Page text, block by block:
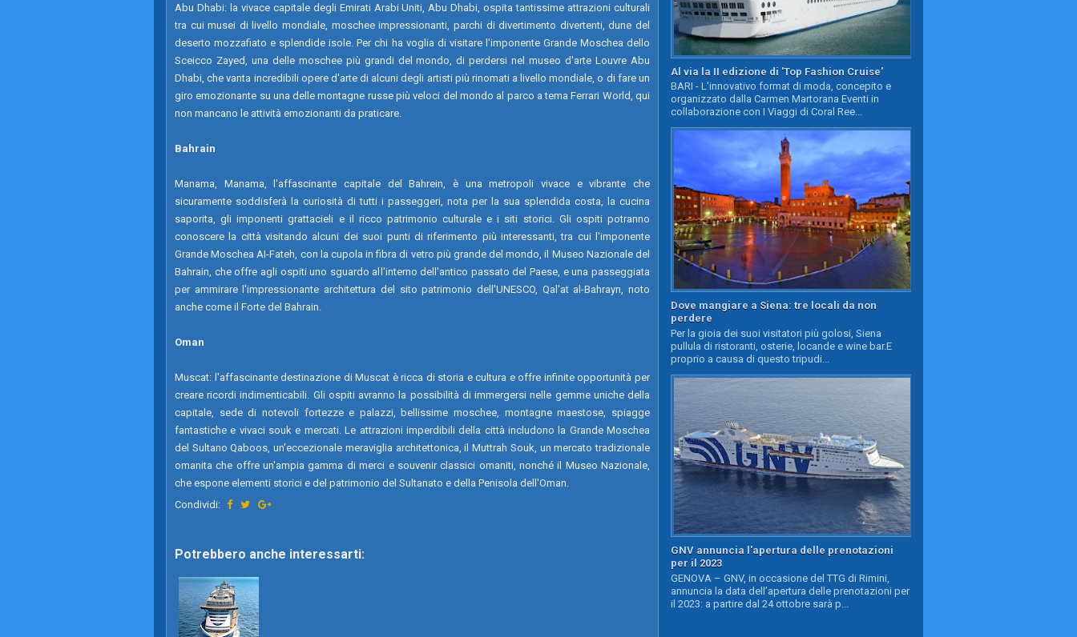
Abu Dhabi: la vivace capitale degli Emirati Arabi Uniti, Abu Dhabi, ospita tantissime attrazioni culturali
tra cui musei di livello mondiale, moschee impressionanti, parchi di divertimento divertenti, dune del
deserto mozzafiato e splendide isole. Per chi ha voglia di visitare l'imponente Grande Moschea dello
Sceicco Zayed, una delle moschee più grandi del mondo, di perdersi nel museo d'arte Louvre Abu
Dhabi, che vanta incredibili opere d'arte di alcuni degli artisti più rinomati a livello mondiale, o di fare un
giro emozionante su una delle montagne russe più veloci del mondo al parco a tema Ferrari World, qui
non mancano le attività emozionanti da praticare.
Bahrain
Manama, Manama, l'affascinante capitale del Bahrein, è una metropoli vivace e vibrante che
sicuramente soddisferà la curiosità di tutti i passeggeri, nota per la sua splendida costa, la cucina
saporita, gli imponenti grattacieli e il ricco patrimonio culturale e i siti storici. Gli ospiti potranno
conoscere la città visitando alcuni dei suoi punti di riferimento più interessanti, tra cui l'imponente
Grande Moschea AI-Fateh, con la cupola in fibra di vetro più grande del mondo, il Museo Nazionale del
Bahrain, che offre agli ospiti uno sguardo all'interno dell'antico passato del Paese, e una passeggiata
per ammirare l'impressionante architettura del sito patrimonio dell'UNESCO, Qal'at al-Bahrayn, noto
anche come il Forte del Bahrain.
Oman
Muscat: l'affascinante destinazione di Muscat è ricca di storia e cultura e offre infinite opportunità per
creare ricordi indimenticabili. Gli ospiti avranno la possibilità di immergersi nelle gemme uniche della
capitale, sede di notevoli fortezze e palazzi, bellissime moschee, montagne maestose, spiagge
fantastiche e vivaci souk e mercati. Le attrazioni imperdibili della città includono la Grande Moschea
del Sultano Qaboos, un'eccezionale meraviglia architettonica, il Muttrah Souk, un mercato tradizionale
omanita che offre un'ampia gamma di merci e souvenir classici omaniti, nonché il Museo Nazionale,
che espone elementi storici e del patrimonio del Sultanato e della Penisola dell'Oman.
Condividi:
Potrebbero anche interessarti:
Al via la II edizione di 'Top Fashion Cruise'
BARI - L'innovativo format di moda, concepito e
organizzato dalla Carmen Martorana Eventi in
collaborazione con I Viaggi di Coral Ree...
Dove mangiare a Siena: tre locali da non
perdere
Per la gioia dei suoi visitatori più golosi, Siena
pullula di ristoranti, osterie, locande e wine bar.E
proprio a causa di questo tripudi...
GNV annuncia l'apertura delle prenotazioni
per il 2023
GENOVA – GNV, in occasione del TTG di Rimini,
annuncia la data dell’apertura delle prenotazioni per
il 2023: a partire dal 24 ottobre sarà p...